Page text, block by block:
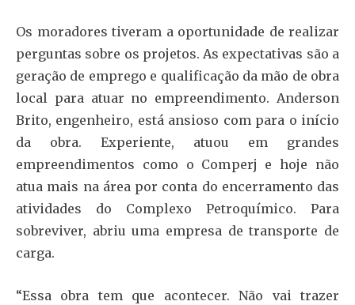
Os moradores tiveram a oportunidade de realizar
perguntas sobre os projetos. As expectativas são a
geração de emprego e qualificação da mão de obra
local para atuar no empreendimento. Anderson
Brito, engenheiro, está ansioso com para o início
da obra. Experiente, atuou em grandes
empreendimentos como o Comperj e hoje não
atua mais na área por conta do encerramento das
atividades do Complexo Petroquímico. Para
sobreviver, abriu uma empresa de transporte de
carga.
“Essa obra tem que acontecer. Não vai trazer